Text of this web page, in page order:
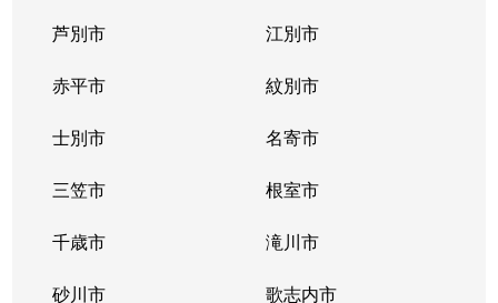
豊平６条
学園前(札幌)
豊平８条
学園前(札幌)
豊平８条
豊平公園
豊平９条
豊平公園
中の島１条
中の島
芦別市 江別市
赤平市 紋別市
士別市 名寄市
三笠市 根室市
千歳市 滝川市
砂川市 歌志内市